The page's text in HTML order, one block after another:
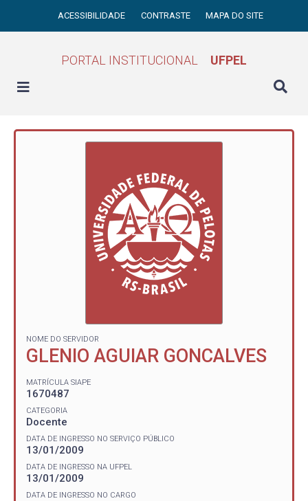
ACESSIBILIDADE CONTRASTE MAPA DO SITE
PORTAL INSTITUCIONAL UFPEL
NOME DO SERVIDOR
GLENIO AGUIAR GONCALVES
MATRÍCULA SIAPE
1670487
CATEGORIA
Docente
DATA DE INGRESSO NO SERVIÇO PÚBLICO
13/01/2009
DATA DE INGRESSO NA UFPEL
13/01/2009
DATA DE INGRESSO NO CARGO